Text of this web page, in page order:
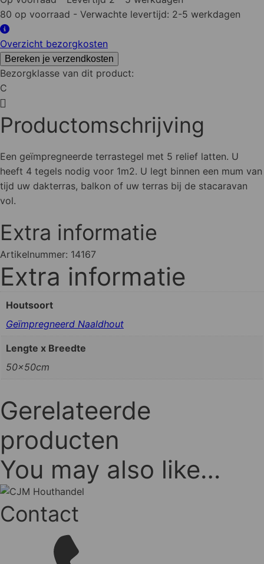
cm
geïmpregneerd
aantal
80 op voorraad - Verwachte levertijd: 2-5 werkdagen
Overzicht bezorgkosten
Bereken je verzendkosten
Bezorgklasse van dit product:
C
Productomschrijving
Een geïmpregneerde terrastegel met 5 relief latten. U
heeft 4 tegels nodig voor 1m2. U legt binnen een mum van
tijd uw dakterras, balkon of uw terras bij de stacaravan
vol.
Extra informatie
Artikelnummer: 14167
Extra informatie
Houtsoort
Geïmpregneerd Naaldhout
Lengte x Breedte
50x50cm
Gerelateerde
producten
You may also like…
Contact